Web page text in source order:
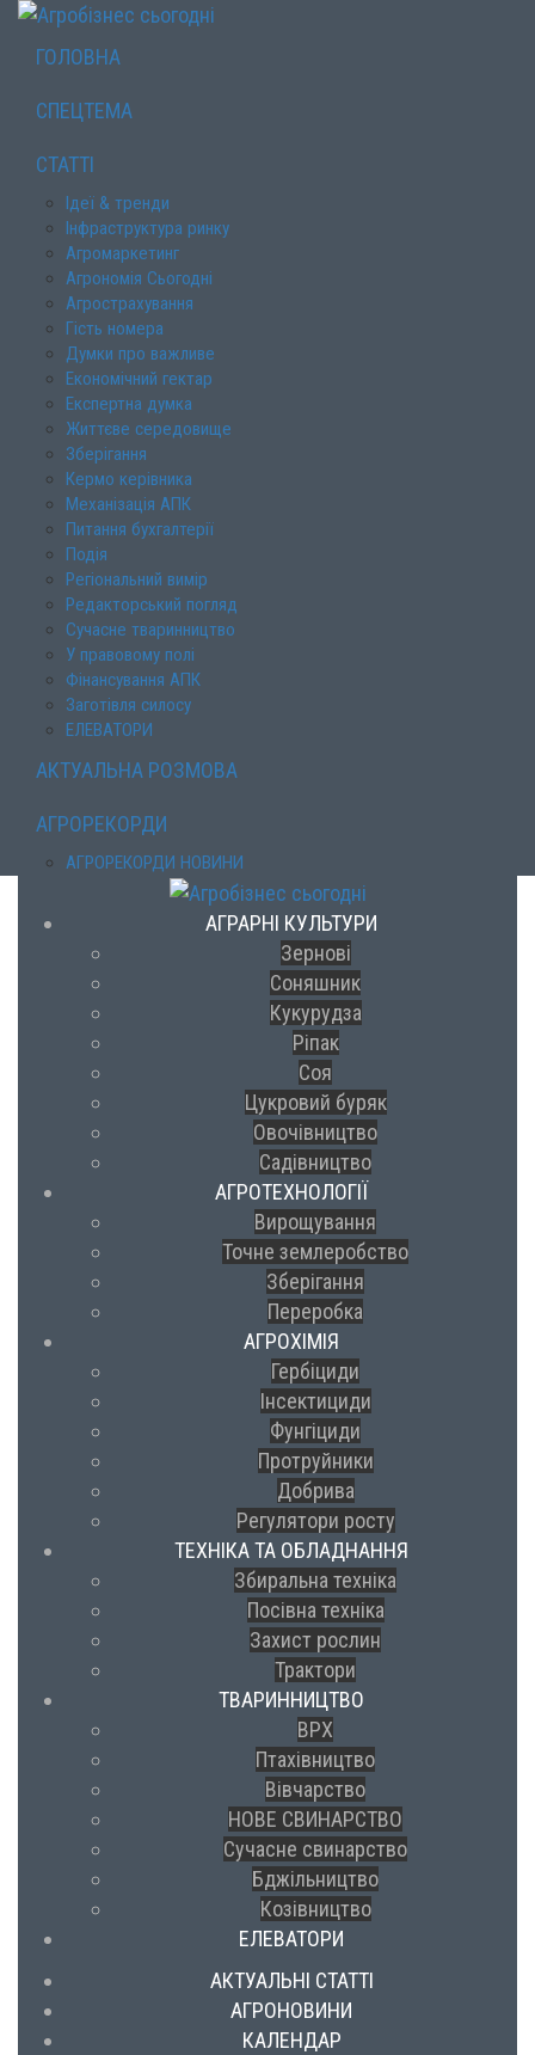
ГОЛОВНА
СПЕЦТЕМА
СТАТТІ
Ідеї & тренди
Інфраструктура ринку
Агромаркетинг
Агрономія Сьогодні
Агрострахування
Гість номера
Думки про важливе
Економічний гектар
Експертна думка
Життєве середовище
Зберігання
Кермо керівника
Механізація АПК
Питання бухгалтерії
Подія
Регіональний вимір
Редакторський погляд
Сучасне тваринництво
У правовому полі
Фінансування АПК
Заготівля силосу
ЕЛЕВАТОРИ
АКТУАЛЬНА РОЗМОВА
АГРОРЕКОРДИ
АГРОРЕКОРДИ НОВИНИ
АГРАРНІ КУЛЬТУРИ
Зернові
Соняшник
Кукурудза
Ріпак
Соя
Цукровий буряк
Овочівництво
Садівництво
АГРОТЕХНОЛОГІЇ
Вирощування
Точне землеробство
Зберігання
Переробка
АГРОХІМІЯ
Гербіциди
Інсектициди
Фунгіциди
Протруйники
Добрива
Регулятори росту
ТЕХНІКА ТА ОБЛАДНАННЯ
Збиральна техніка
Посівна техніка
Захист рослин
Трактори
ТВАРИННИЦТВО
ВРХ
Птахівництво
Вівчарство
НОВЕ СВИНАРСТВО
Сучасне свинарство
Бджільництво
Козівництво
ЕЛЕВАТОРИ
АКТУАЛЬНІ СТАТТІ
АГРОНОВИНИ
КАЛЕНДАР